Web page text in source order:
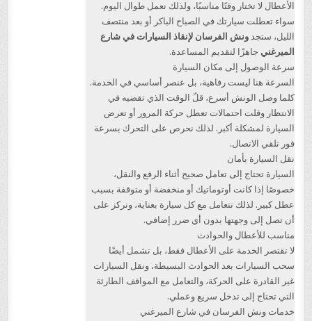
الأعطال لا تختار وقتًا مناسبًا، ولذلك نعمل طوال اليوم.
سواء تعطلت سيارتك في الصباح الباكر أو بعد منتصف
الليل، ستجدونش الفرسان لإنقاذ السيارات في شارع
الميرغني جاهزًا لتقديم المساعدة.
سرعة الوصول إلى مكان السيارة
السرعة هنا ليست رفاهية، بل عنصر أساسي في الخدمة.
كلما وصل الونش أسرع، قلّ الوقت الذي تقضيه في
الانتظار وقلت احتمالات تعطل حركة المرور أو تعرض
السيارة لمشكلة أكبر. لذلك نحرص على التحرك بسرعة
فور تلقي الاتصال.
نقل السيارة بأمان
السيارة تحتاج إلى تعامل صحيح أثناء الرفع والنقل،
خصوصًا إذا كانت أوتوماتيك أو منخفضة أو متوقفة بسبب
عطل كبير. لذلك نتعامل مع كل سيارة بعناية، ونركز على
أن تصل إلى وجهتها بدون أي ضرر إضافي.
مناسب للأعطال والحوادث
لا تقتصر الخدمة على الأعطال فقط، بل تشمل أيضًا
سحب السيارات بعد الحوادث البسيطة، ونقل السيارات
غير القادرة على الحركة، والتعامل مع المواقف الطارئة
التي تحتاج إلى تدخل سريع وعملي.
خدمات ونش الفرسان في شارع الميرغني